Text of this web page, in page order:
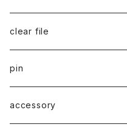
千葉真弘
川淵美帆
series 01
蛯子陽太
web限定
series 03
2019
typeB
2020
CASUAL 横タイプ
2021
clear file
series 02
all complete
series 04
pin
series 01
accessory